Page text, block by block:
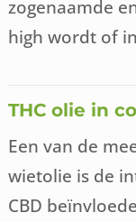
zogenaamde
high wordt of
THC olie in
Een van de
wietolie is de
CBD